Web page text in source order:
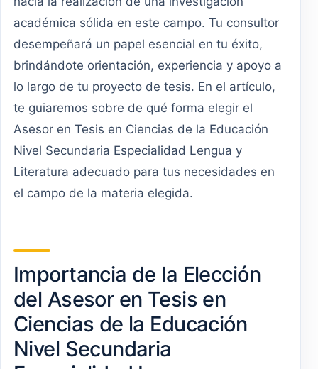
académica sólida en este campo. Tu consultor
desempeñará un papel esencial en tu éxito,
brindándote orientación, experiencia y apoyo a
lo largo de tu proyecto de tesis. En el artículo,
te guiaremos sobre de qué forma elegir el
Asesor en Tesis en Ciencias de la Educación
Nivel Secundaria Especialidad Lengua y
Literatura adecuado para tus necesidades en
el campo de la materia elegida.
Importancia de la Elección
del Asesor en Tesis en
Ciencias de la Educación
Nivel Secundaria